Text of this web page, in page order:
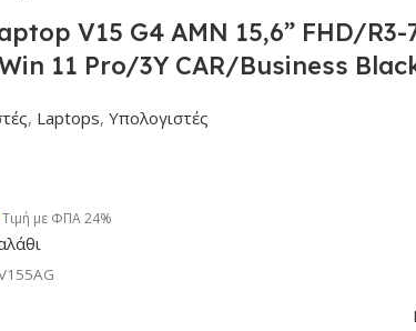
V15 G4 AMN 15,6” FHD/
11 Pro/3Y CAR/Business
, Laptops, Υπολογιστές
Τιμή με ΦΠΑ 24%